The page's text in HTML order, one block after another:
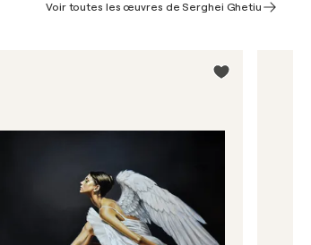
Voir toutes les œuvres de Serghei Ghetiu